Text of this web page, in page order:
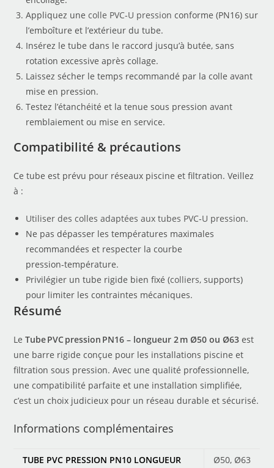
Appliquez unecolle PVC‑U pression conforme (PN16) sur
l’emboîture et l’extérieur du tube.
Insérez le tube dans le raccord jusqu’à butée, sans
rotation excessive après collage.
Laissez sécher le temps recommandé par la colle avant
mise en pression.
Testez l’étanchéité et la tenue sous pression avant
remblaiement ou mise en service.
Compatibilité & précautions
Ce tube est prévu pour réseaux piscine et filtration. Veillez
à :
Utiliser des colles adaptées aux tubes PVC‑U pression.
Ne pas dépasser les températures maximales
recommandées et respecter la courbe
pression‑température.
Privilégier un tube rigide bien fixé (colliers, supports)
pour limiter les contraintes mécaniques.
Résumé
LeTube PVC pression PN16 – longueur 2 m Ø50 ou Ø63 est
une barre rigide conçue pour les installations piscine et
filtration sous pression. Avec une qualité professionnelle,
une compatibilité parfaite et une installation simplifiée,
c’est un choix judicieux pour un réseau durable et sécurisé.
Informations complémentaires
TUBE PVC PRESSION PN10 LONGUEUR
Ø50, Ø63